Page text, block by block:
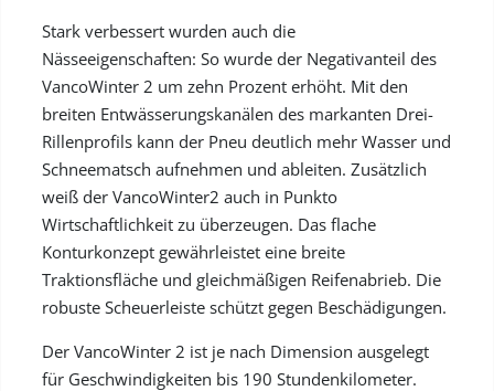
Stark verbessert wurden auch die
Nässeeigenschaften: So wurde der Negativanteil des
VancoWinter 2 um zehn Prozent erhöht. Mit den
breiten Entwässerungskanälen des markanten Drei-
Rillenprofils kann der Pneu deutlich mehr Wasser und
Schneematsch aufnehmen und ableiten. Zusätzlich
weiß der VancoWinter2 auch in Punkto
Wirtschaftlichkeit zu überzeugen. Das flache
Konturkonzept gewährleistet eine breite
Traktionsfläche und gleichmäßigen Reifenabrieb. Die
robuste Scheuerleiste schützt gegen Beschädigungen.
Der VancoWinter 2 ist je nach Dimension ausgelegt
für Geschwindigkeiten bis 190 Stundenkilometer.